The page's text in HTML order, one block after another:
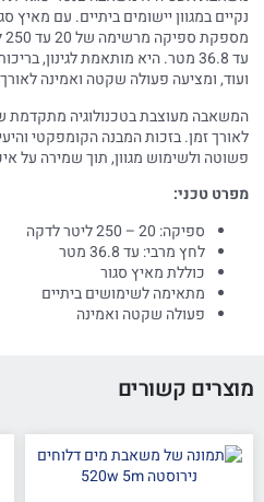
נקיים במגוון יישומים ביתיים. עם
עד 36.8 מטר. היא מותאמת לגינון,
ועוד, ומציעה פעולה שקטה ואמינה
המשאבה מעוצבת בטכנולוגיה מתקדמת
לאורך זמן. בזכות המבנה הקומפקטי
פשוטה ולשימוש מגוון, תוך שמירה על
מפרט טכני:
ספיקה: 20 – 250 ליטר לדקה
לחץ מרבי: עד 36.8 מטר
כוללת מאיץ סגור
מתאימה לשימושים ביתיים
פעולה שקטה ואמינה
מוצרים קשורים